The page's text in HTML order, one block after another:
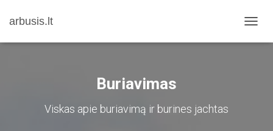
arbusis.lt
Buriavimas
Viskas apie buriavimą ir burines jachtas